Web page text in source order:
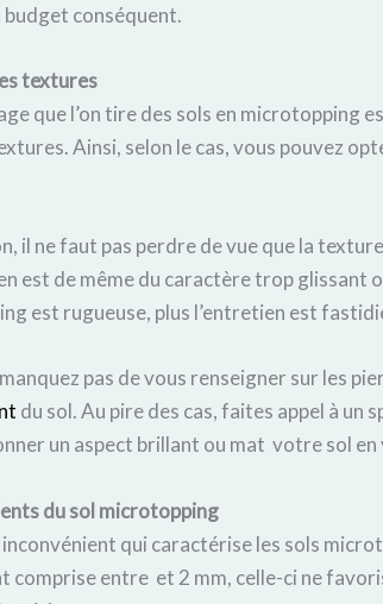
budget conséquent.
textures
que l’on tire des sols en microtopping
Ainsi, selon le cas, vous pouvez
il ne faut pas perdre de vue que la
est de même du caractère trop glissant
est rugueuse, plus l’entretien est
pas de vous renseigner sur les
du sol. Au pire des cas, faites appel à un
un aspect brillant ou mat votre sol en
du sol microtopping
inconvénient qui caractérise les sols
comprise entre et 2 mm, celle-ci ne